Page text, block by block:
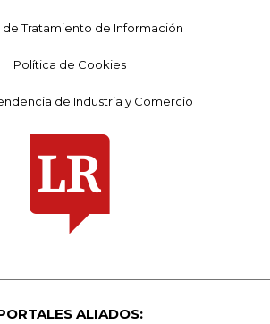
de Tratamiento de Información
Política de Cookies
de Industria y Comercio
ALIADOS: